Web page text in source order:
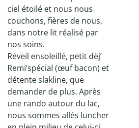
ciel étoilé et nous nous
couchons, fières de nous,
dans notre lit réalisé par
nos soins.
Réveil ensoleillé, petit dèj’
Remi’spécial (œuf bacon) et
détente slakline, que
demander de plus. Après
une rando autour du lac,
nous sommes allés luncher